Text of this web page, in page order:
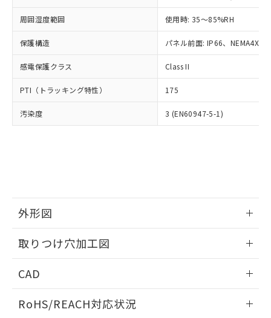
周囲湿度範囲 使用時: 35～85%RH
保護構造 パネル前面: IP66、NEMA4X,
感電保護クラス Class II
PTI（トラッキング特性） 175
汚染度 3 (EN60947-5-1)
外形図
取りつけ穴加工図
CAD
ドすることができます。
RoHS/REACH対応状況
様のお取引先、またはお客様担当のオ
ムロン制御機器販売店・当社販売員に
オムロン制御機器販売店や当社販売拠
点は「
販売ネットワーク
」をご確認
在庫状況および標準価格結果を当社の
事前の承諾なく第三者に漏洩または開
示しないようお願いします。
マイパーツ機能（部品リスト作成サー
および当社の共同利用者が、当社の製
引・商談に必要な範囲で利用すること
をご了承ください。
※当社の共同利用者とは、
指します。
ルベンジル（BBP） 1000ppm以下、フタル酸ジブチル
（DBP） 1000ppm以下、フタル酸ジイソブチル
(DIBP) 1000ppm以下
但し、RoHS指令で産業用監視および制御機器に対する
適用除外項目は除く。
※2 対応予定月
部品在庫の切り替え状況などにより、予定
下記の非含有証明書をダウンロードするこ
とができます。
EU RoHS指令（10物質）の非含有証明書
51物質の非含有証明書（当社基準）
るもので、過去に遡って非含有を証明する
ものではありません。
また、RoHS指令のフタル酸エステル類４
DBP(フタル酸ジブチル) : 1000ppm、 DIBP(フタル酸ジ
イソブチル) : 1000ppm、 BBP(フタル酸ブチルベンジ
ル) : 1000ppm、
DEHP(フタル酸ビス(2-エチルヘキシル)) : 1000ppm
※2 環境保護使用期限
「ｅ」：有害物質（10物質）のすべてが基
「10」：通常の使用状況下において有害物
全に破砕するなど、違法に輸出されな
いよう必要な手段を講じます。
当社は貴社製品を、核兵器、ミサイ
ル、化学兵器、生物兵器またはその他
武器並びにこれらの製造装置等に一切
使用いたしません。
当社は、貴社製品を第三者に販売する
場合は、上記1、2および3の内容を当
該第三者に通知します。また当社は、
販売先および販売に係わる関係者が違
△ 一定数には満たないが在庫あり
在庫なし(最新の在庫状況につ
たはお客様担当のオムロン制御
機器販売店・当社販売員にご確
空
受注生産機種、また在庫状況の